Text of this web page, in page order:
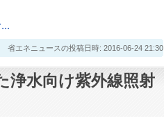
省エネニュースの投稿日時: 2016-06-24 21:30
浄水向け紫外線照射